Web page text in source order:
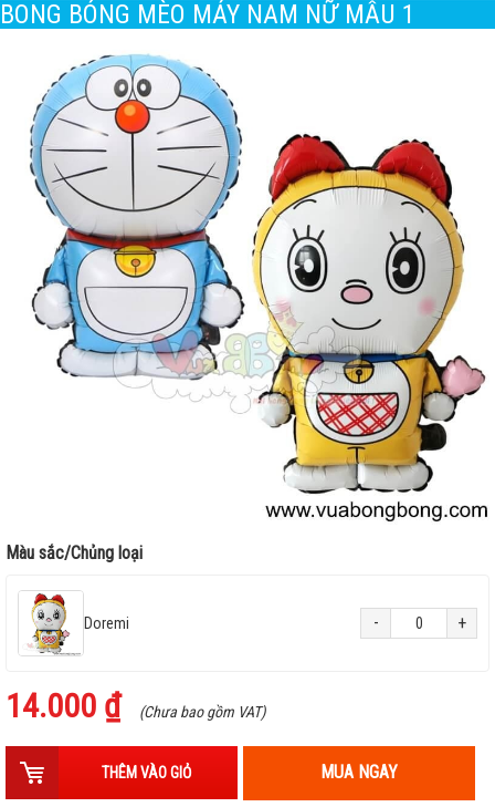
BONG BÓNG MÈO MÁY NAM NỮ MẪU 1
Màu sắc/Chủng loại
Doremi - +
14.000 ₫ (Chưa bao gồm VAT)
THÊM VÀO GIỎ MUA NGAY